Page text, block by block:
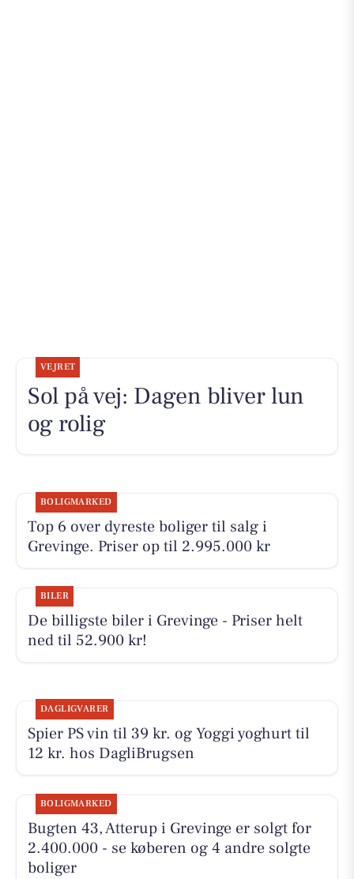
VEJRET
Sol på vej: Dagen bliver lun
og rolig
BOLIGMARKED
Top 6 over dyreste boliger til salg i
Grevinge. Priser op til 2.995.000 kr
BILER
De billigste biler i Grevinge - Priser helt
ned til 52.900 kr!
DAGLIGVARER
Spier PS vin til 39 kr. og Yoggi yoghurt til
12 kr. hos DagliBrugsen
BOLIGMARKED
Bugten 43, Atterup i Grevinge er solgt for
2.400.000 - se køberen og 4 andre solgte
boliger